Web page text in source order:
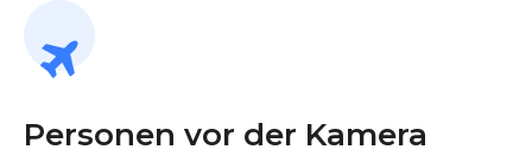
Personen vor der Kamera